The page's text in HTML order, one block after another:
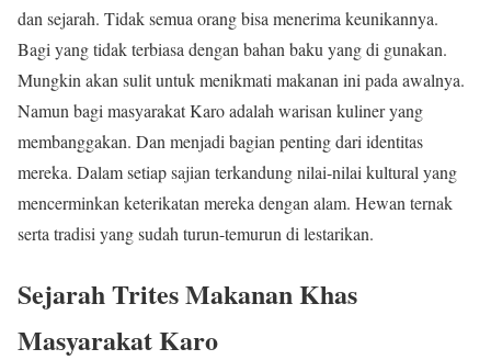
dan sejarah. Tidak semua orang bisa menerima keunikannya.
Bagi yang tidak terbiasa dengan bahan baku yang di gunakan.
Mungkin akan sulit untuk menikmati makanan ini pada awalnya.
Namun bagi masyarakat Karo adalah warisan kuliner yang
membanggakan. Dan menjadi bagian penting dari identitas
mereka. Dalam setiap sajian terkandung nilai-nilai kultural yang
mencerminkan keterikatan mereka dengan alam. Hewan ternak
serta tradisi yang sudah turun-temurun di lestarikan.
Sejarah Trites Makanan Khas
Masyarakat Karo